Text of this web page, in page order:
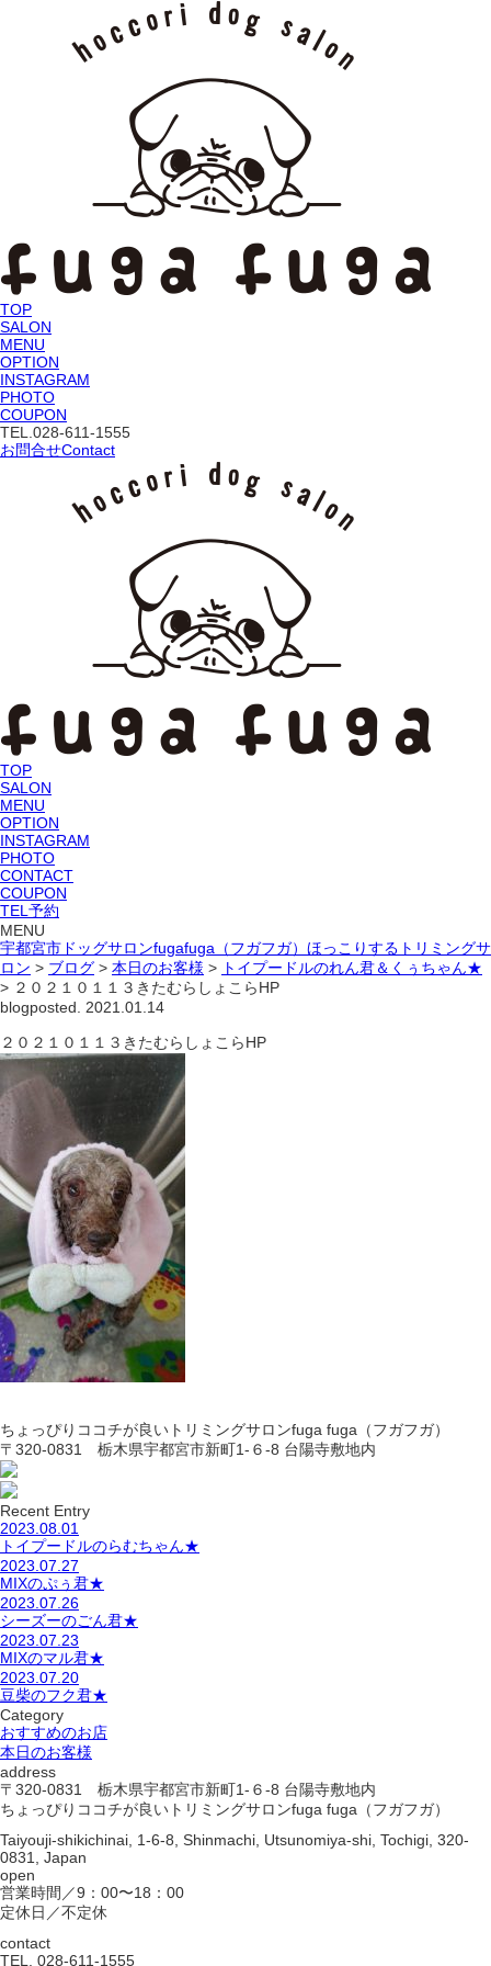
TOP
SALON
MENU
OPTION
INSTAGRAM
PHOTO
COUPON
TEL. 028-611-1555
お問合せContact
TOP
SALON
MENU
OPTION
INSTAGRAM
PHOTO
CONTACT
COUPON
TEL予約
MENU
宇都宮市ドッグサロンfugafuga（フガフガ）ほっこりするトリミングサ
ロン > ブログ > 本日のお客様 > トイプードルのれん君＆くぅちゃん★
> ２０２１０１１３きたむらしょこらHP
blogposted. 2021.01.14
２０２１０１１３きたむらしょこらHP
ちょっぴりココチが良いトリミングサロンfuga fuga（フガフガ）
〒320-0831 栃木県宇都宮市新町1-６-8 台陽寺敷地内
Recent Entry
2023.08.01
トイプードルのらむちゃん★
2023.07.27
MIXのぷぅ君★
2023.07.26
シーズーのごん君★
2023.07.23
MIXのマル君★
2023.07.20
豆柴のフク君★
Category
おすすめのお店
本日のお客様
address
〒320-0831 栃木県宇都宮市新町1-６-8 台陽寺敷地内
ちょっぴりココチが良いトリミングサロンfuga fuga（フガフガ）
Taiyouji-shikichinai, 1-6-8, Shinmachi, Utsunomiya-shi, Tochigi, 320-
0831, Japan
open
営業時間／9：00〜18：00
定休日／不定休
contact
TEL. 028-611-1555